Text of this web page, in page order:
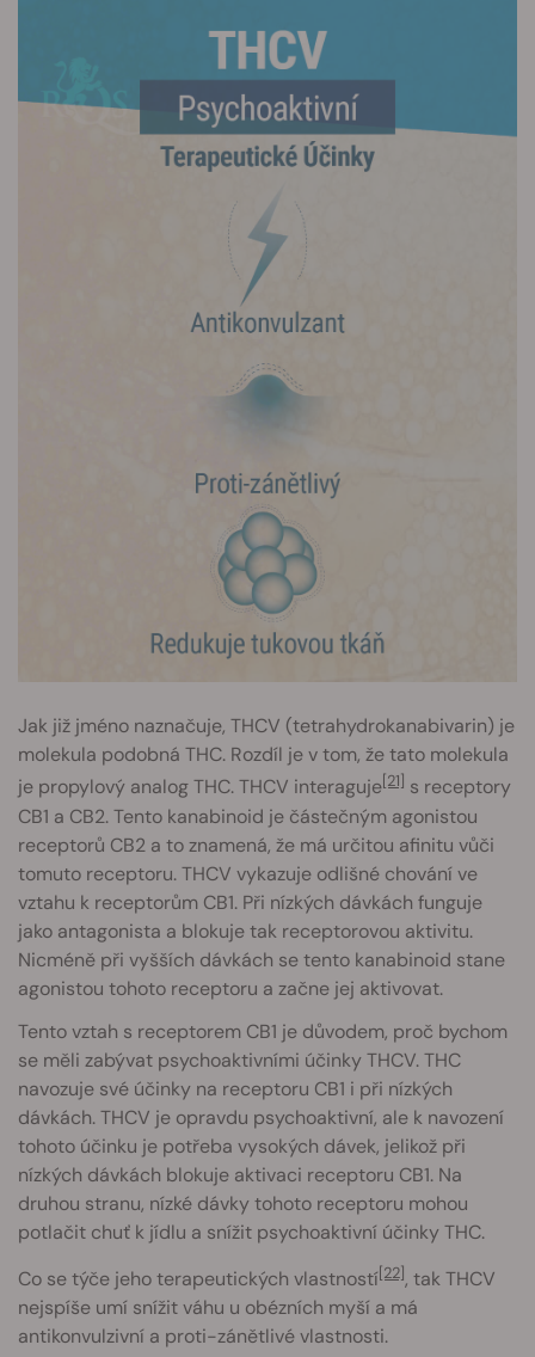
Jak již jméno naznačuje, THCV (tetrahydrokanabivarin) je
molekula podobná THC. Rozdíl je v tom, že tato molekula
je propylový analog THC. THCV interaguje[21] s receptory
CB1 a CB2. Tento kanabinoid je částečným agonistou
receptorů CB2 a to znamená, že má určitou afinitu vůči
tomuto receptoru. THCV vykazuje odlišné chování ve
vztahu k receptorům CB1. Při nízkých dávkách funguje
jako antagonista a blokuje tak receptorovou aktivitu.
Nicméně při vyšších dávkách se tento kanabinoid stane
agonistou tohoto receptoru a začne jej aktivovat.
Tento vztah s receptorem CB1 je důvodem, proč bychom
se měli zabývat psychoaktivními účinky THCV. THC
navozuje své účinky na receptoru CB1 i při nízkých
dávkách. THCV je opravdu psychoaktivní, ale k navození
tohoto účinku je potřeba vysokých dávek, jelikož při
nízkých dávkách blokuje aktivaci receptoru CB1. Na
druhou stranu, nízké dávky tohoto receptoru mohou
potlačit chuť k jídlu a snížit psychoaktivní účinky THC.
Co se týče jeho terapeutických vlastností[22], tak THCV
nejspíše umí snížit váhu u obézních myší a má
antikonvulzivní a proti-zánětlivé vlastnosti.